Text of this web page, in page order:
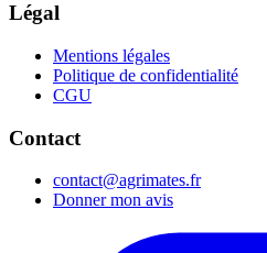
Légal
Mentions légales
Politique de confidentialité
CGU
Contact
contact@agrimates.fr
Donner mon avis